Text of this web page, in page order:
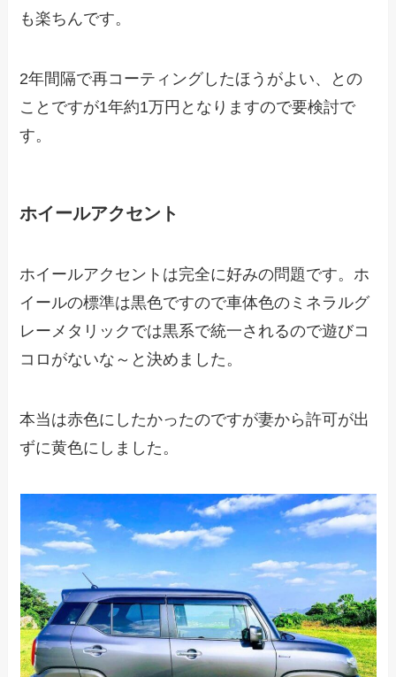
も楽ちんです。
2年間隔で再コーティングしたほうがよい、との
ことですが1年約1万円となりますので要検討で
す。
ホイールアクセント
ホイールアクセントは完全に好みの問題です。ホ
イールの標準は黒色ですので車体色のミネラルグ
レーメタリックでは黒系で統一されるので遊びコ
コロがないな～と決めました。
本当は赤色にしたかったのですが妻から許可が出
ずに黄色にしました。